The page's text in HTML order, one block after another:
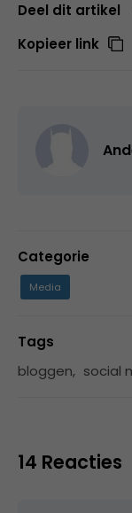
Deel dit artikel
Kopieer link
Categorie
Media
Tags
bloggen, social
14 Reacties